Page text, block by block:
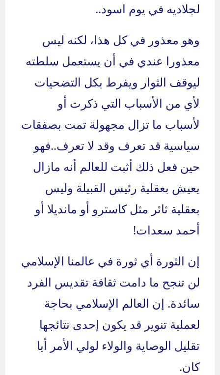
لجلاديه في يوم اسود..
وهو معذور في كل هذا، لكنه ليس
معذورا عندي في أن يستعمل سلطته
ليوقف الثوار ويفرط بكل التضحيات
لأي من الأسباب التي ذكرت أو
لأسباب ما تزال مجهولة تمت بصفقات
سياسية قد تعرف وقد لا تعرف..فهو
حين فعل ذلك أثبت للعالم أنه مازال
يعيش بعقلية رئيس القبيلة وليس
بعقلية ثائر مثل كاسترو أو مانديلا أو
أحمد سعدات!
إن الثورة أي ثورة في عالمنا الإسلامي
لن تنجح ما دامت ثقافة تقديس الفرد
سائدة. إن العالم الإسلامي بحاجة
لعملية تنوير قد يكون إحدى نتائجها
تقليل الوصاية والولاء لولي الأمر أيا
كان.